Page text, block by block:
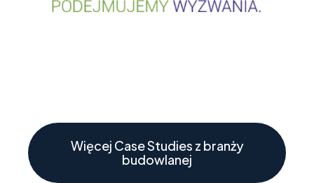
Więcej Case Studies z branży
budowlanej